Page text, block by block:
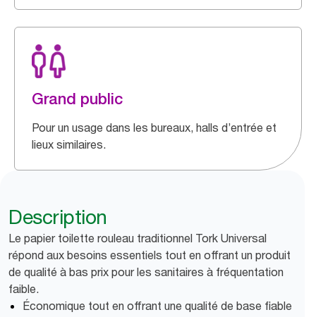
Grand public
Pour un usage dans les bureaux, halls d’entrée et
lieux similaires.
Description
Le papier toilette rouleau traditionnel Tork Universal
répond aux besoins essentiels tout en offrant un produit
de qualité à bas prix pour les sanitaires à fréquentation
faible.
Économique tout en offrant une qualité de base fiable